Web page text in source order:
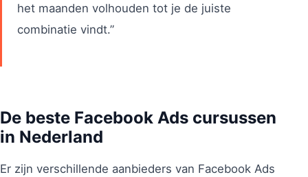
het maanden volhouden tot je de juiste
combinatie vindt.”
De beste Facebook Ads cursussen
in Nederland
Er zijn verschillende aanbieders van Facebook Ads